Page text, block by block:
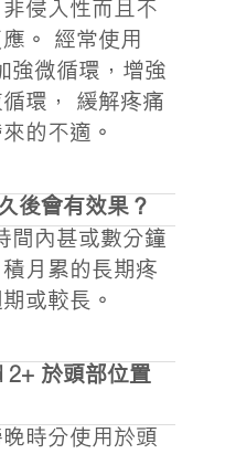
侵入性而且不
。 經常使用
強微循環，增強
環， 緩解疼痛
的不適。
後會有效果？
間內甚或數分鐘
月累的長期疼
或較長。
2+ 於頭部位置
時分使用於頭